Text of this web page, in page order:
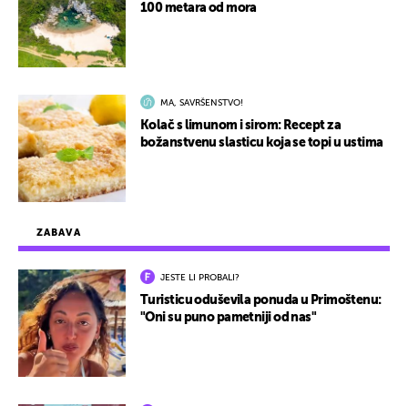
ZABAVA
JESTE LI PROBALI?
Turisticu oduševila ponuda u Primoštenu:
"Oni su puno pametniji od nas"
100 metara od mora
MA, SAVRŠENSTVO!
Kolač s limunom i sirom: Recept za
božanstvenu slasticu koja se topi u ustima